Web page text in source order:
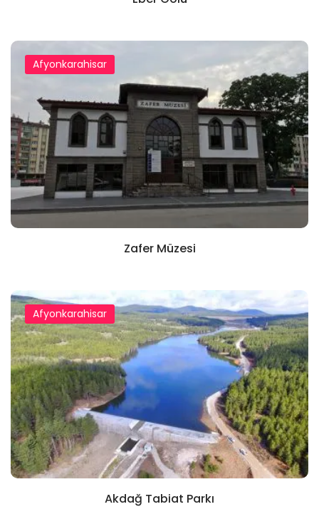
Afyonkarahisar
Zafer Müzesi
Afyonkarahisar
Akdağ Tabiat Parkı